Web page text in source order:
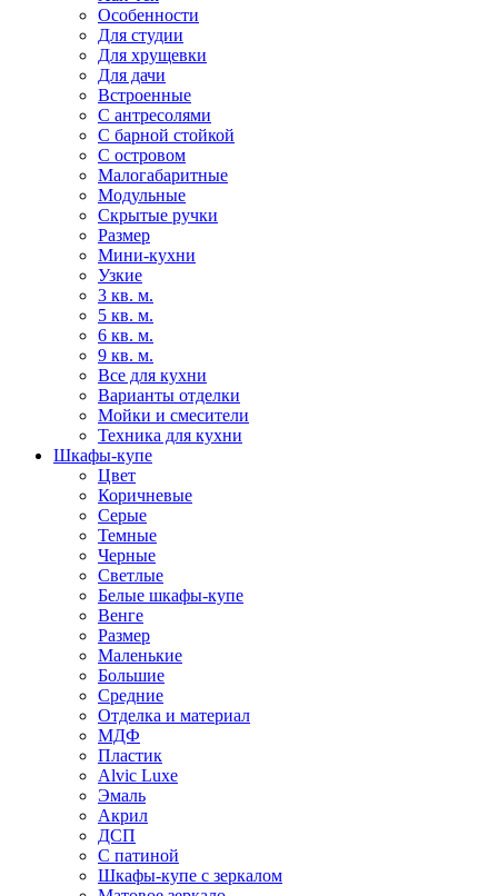
Особенности
Для студии
Для хрущевки
Для дачи
Встроенные
С антресолями
С барной стойкой
С островом
Малогабаритные
Модульные
Скрытые ручки
Размер
Мини-кухни
Узкие
3 кв. м.
5 кв. м.
6 кв. м.
9 кв. м.
Все для кухни
Варианты отделки
Мойки и смесители
Техника для кухни
Шкафы-купе
Цвет
Коричневые
Серые
Темные
Черные
Светлые
Белые шкафы-купе
Венге
Размер
Маленькие
Большие
Средние
Отделка и материал
МДФ
Пластик
Alvic Luxe
Эмаль
Акрил
ДСП
С патиной
Шкафы-купе с зеркалом